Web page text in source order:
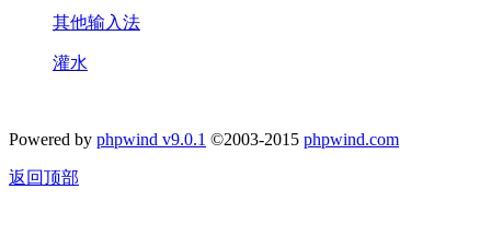
其他输入法
灌水
Powered by phpwind v9.0.1 ©2003-2015 phpwind.com
返回顶部